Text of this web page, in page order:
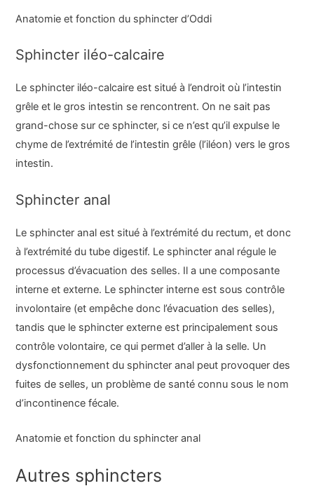
Anatomie et fonction du sphincter d’Oddi
Sphincter iléo-calcaire
Le sphincter iléo-calcaire est situé à l’endroit où l’intestin
grêle et le gros intestin se rencontrent. On ne sait pas
grand-chose sur ce sphincter, si ce n’est qu’il expulse le
chyme de l’extrémité de l’intestin grêle (l’iléon) vers le gros
intestin.
Sphincter anal
Le sphincter anal est situé à l’extrémité du rectum, et donc
à l’extrémité du tube digestif. Le sphincter anal régule le
processus d’évacuation des selles. Il a une composante
interne et externe. Le sphincter interne est sous contrôle
involontaire (et empêche donc l’évacuation des selles),
tandis que le sphincter externe est principalement sous
contrôle volontaire, ce qui permet d’aller à la selle. Un
dysfonctionnement du sphincter anal peut provoquer des
fuites de selles, un problème de santé connu sous le nom
d’incontinence fécale.
Anatomie et fonction du sphincter anal
Autres sphincters